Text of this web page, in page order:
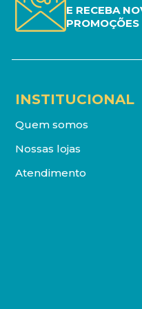
E RECEBA
PROMOÇÕES
INSTITUCIONAL
Quem somos
Nossas lojas
Atendimento